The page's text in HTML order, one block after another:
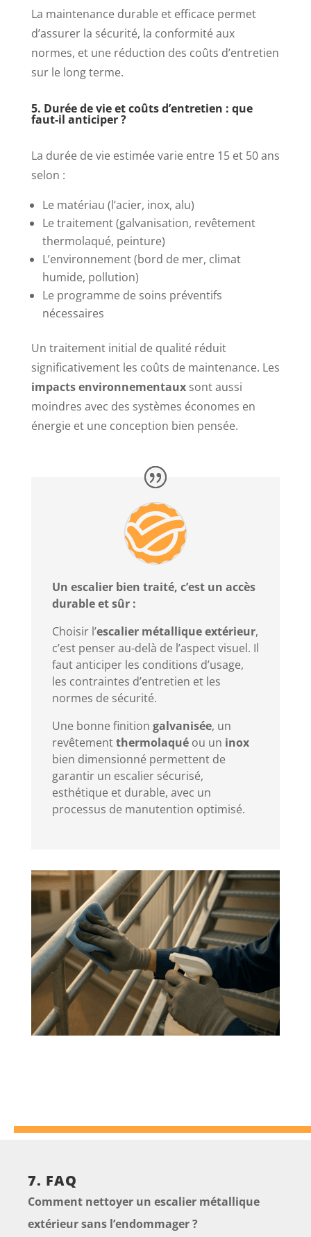
La maintenance durable et efficace permet
d’assurer la sécurité, la conformité aux
normes, et une réduction des coûts d’entretien
sur le long terme.
5. Durée de vie et coûts d’entretien : que
faut-il anticiper ?
La durée de vie estimée varie entre 15 et 50 ans
selon :
Le matériau (l’acier, inox, alu)
Le traitement (galvanisation, revêtement
thermolaqué, peinture)
L’environnement (bord de mer, climat
humide, pollution)
Le programme de soins préventifs
nécessaires
Un traitement initial de qualité réduit
significativement les coûts de maintenance. Les
impacts environnementauxsont aussi
moindres avec des systèmes économes en
énergie et une conception bien pensée.
Un escalier bien traité, c’est un accès
durable et sûr :
Choisir l’escalier métallique extérieur,
c’est penser au-delà de l’aspect visuel. Il
faut anticiper les conditions d’usage,
les contraintes d’entretien et les
normes de sécurité.
Une bonne finition galvanisée, un
revêtementthermolaquéou un inox
bien dimensionné permettent de
garantir un escalier sécurisé,
esthétique et durable, avec un
processus de manutention optimisé.
7. FAQ
Comment nettoyer un escalier métallique
extérieur sans l’endommager ?